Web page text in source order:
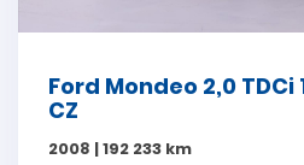
Ford Mondeo 2,0
CZ
2008 | 192 233 km